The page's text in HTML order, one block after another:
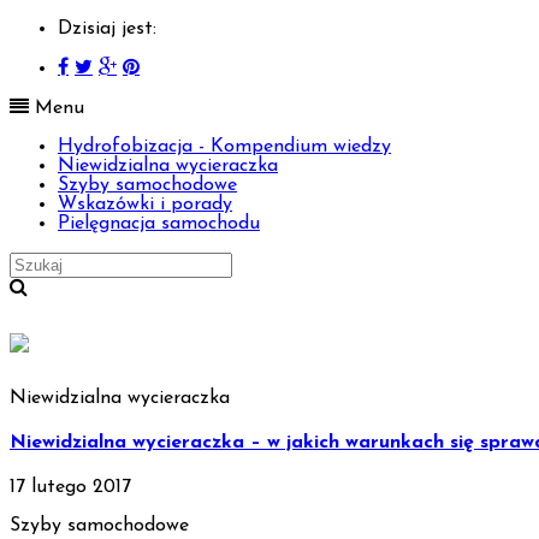
Dzisiaj jest:
Menu
Hydrofobizacja - Kompendium wiedzy
Niewidzialna wycieraczka
Szyby samochodowe
Wskazówki i porady
Pielęgnacja samochodu
Niewidzialna wycieraczka
Niewidzialna wycieraczka – w jakich warunkach się
17 lutego 2017
Szyby samochodowe